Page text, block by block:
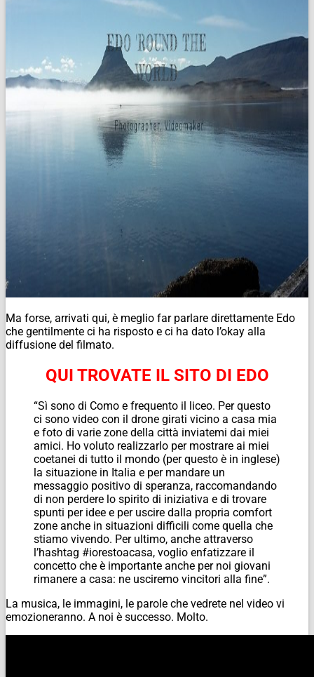
Ma forse, arrivati qui, è meglio far parlare direttamente Edo
che gentilmente ci ha risposto e ci ha dato l’okay alla
diffusione del filmato.
QUI TROVATE IL SITO DI EDO
“Sì sono di Como e frequento il liceo. Per questo
ci sono video con il drone girati vicino a casa mia
e foto di varie zone della città inviatemi dai miei
amici. Ho voluto realizzarlo per mostrare ai miei
coetanei di tutto il mondo (per questo è in inglese)
la situazione in Italia e per mandare un
messaggio positivo di speranza, raccomandando
di non perdere lo spirito di iniziativa e di trovare
spunti per idee e per uscire dalla propria comfort
zone anche in situazioni difficili come quella che
stiamo vivendo. Per ultimo, anche attraverso
l’hashtag #iorestoacasa, voglio enfatizzare il
concetto che è importante anche per noi giovani
rimanere a casa: ne usciremo vincitori alla fine”.
La musica, le immagini, le parole che vedrete nel video vi
emozioneranno. A noi è successo. Molto.